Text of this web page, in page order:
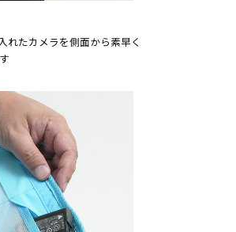
れたカメラを側面から素早く